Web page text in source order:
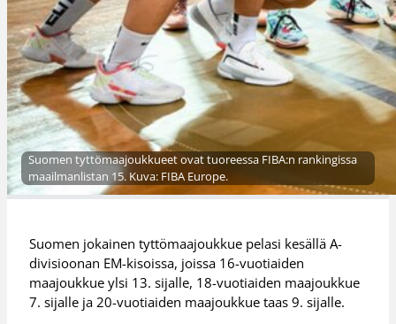
Suomen tyttömaajoukkueet ovat tuoreessa FIBA:n rankingissa
maailmanlistan 15. Kuva: FIBA Europe.
Suomen jokainen tyttömaajoukkue pelasi kesällä A-
divisioonan EM-kisoissa, joissa 16-vuotiaiden
maajoukkue ylsi 13. sijalle, 18-vuotiaiden maajoukkue
7. sijalle ja 20-vuotiaiden maajoukkue taas 9. sijalle.